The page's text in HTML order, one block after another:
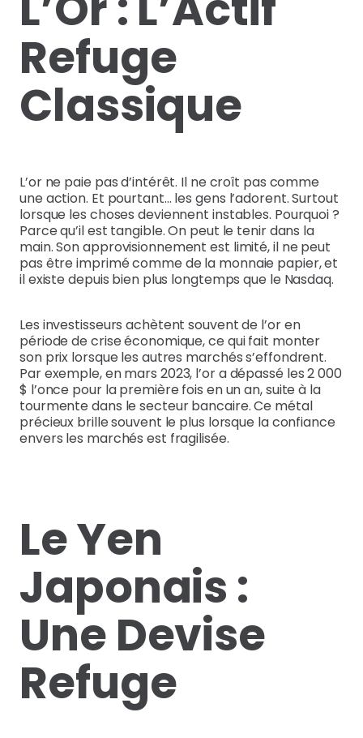
Refuge
Classique
L’or ne paie pas d’intérêt. Il ne croît pas comme
une action. Et pourtant… les gens l’adorent. Surtout
lorsque les choses deviennent instables. Pourquoi ?
Parce qu’il est tangible. On peut le tenir dans la
main. Son approvisionnement est limité, il ne peut
pas être imprimé comme de la monnaie papier, et
il existe depuis bien plus longtemps que le Nasdaq.
Les investisseurs achètent souvent de l’or en
période de crise économique, ce qui fait monter
son prix lorsque les autres marchés s’effondrent.
Par exemple, en mars 2023, l’or a dépassé les 2 000
$ l’once pour la première fois en un an, suite à la
tourmente dans le secteur bancaire. Ce métal
précieux brille souvent le plus lorsque la confiance
envers les marchés est fragilisée.
Le Yen
Japonais :
Une Devise
Refuge